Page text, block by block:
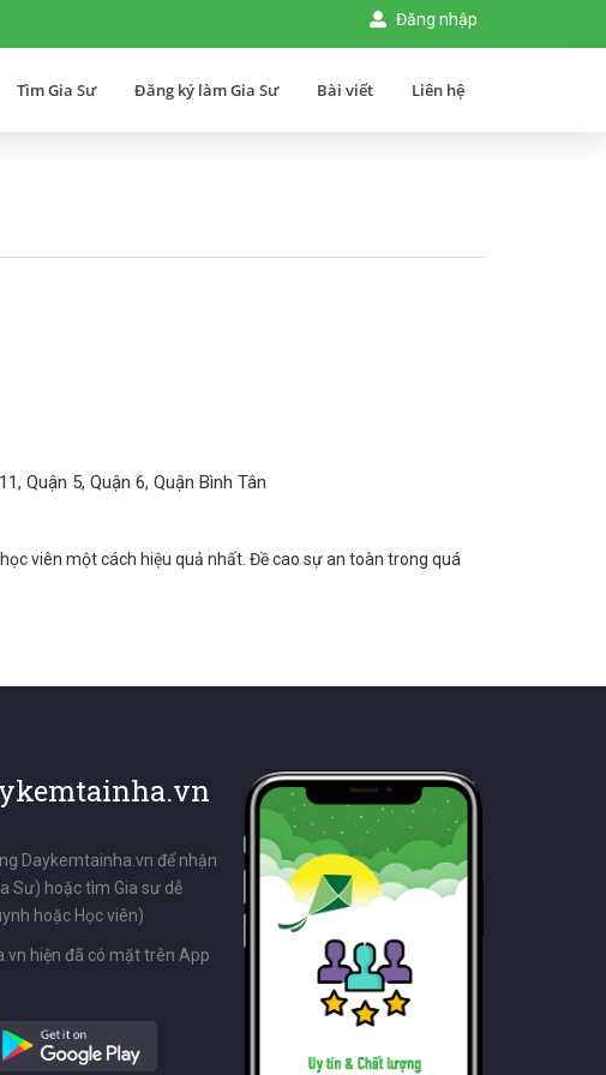
Đăng nhập
Tìm Gia Sư Đăng ký làm Gia Sư Bài viết Liên hệ
Quận 5, Quận 6, Quận Bình Tân
viên một cách hiệu quả nhất. Đề cao sự an toàn trong quá
Daykemtainha.vn để nhận
Sư) hoặc tìm Gia sư dễ
hoặc Học viên)
hiện đã có mặt trên App